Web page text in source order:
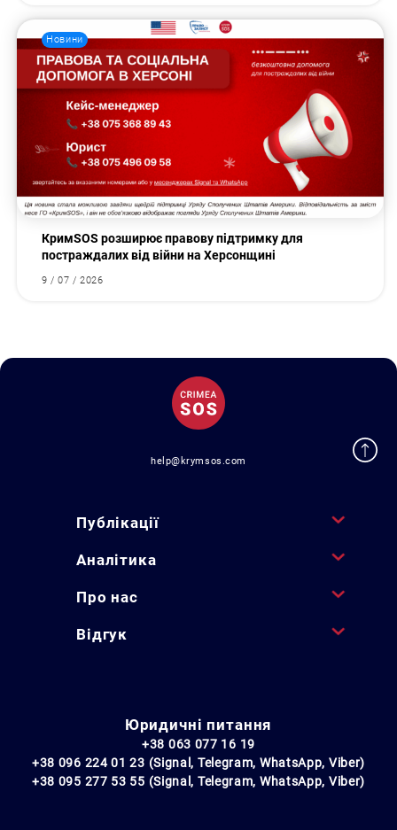
Новини
КримSOS розширює правову підтримку для
постраждалих від війни на Херсонщині
9 / 07 / 2026
help@krymsos.com
Публікації
Аналітика
Про нас
Відгук
Юридичні питання
+38 063 077 16 19
+38 096 224 01 23 (Signal, Telegram, WhatsApp, Viber)
+38 095 277 53 55 (Signal, Telegram, WhatsApp, Viber)